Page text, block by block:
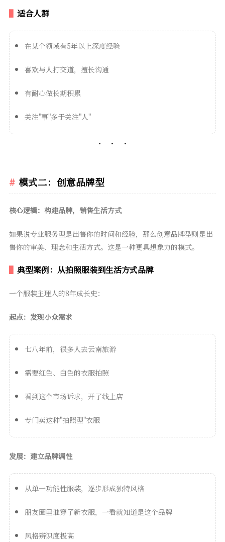
适合人群
在某个领域有5年以上深度经验
喜欢与人打交道，擅长沟通
有耐心做长期积累
关注"事"多于关注"人"
模式二：创意品牌型
核心逻辑：构建品牌，销售生活方式
如果说专业服务型是出售你的时间和经验，那么创意品牌型则是出
售你的审美、理念和生活方式。这是一种更具想象力的模式。
典型案例：从拍照服装到生活方式品牌
一个服装主理人的8年成长史：
起点：发现小众需求
七八年前，很多人去云南旅游
需要红色、白色的衣服拍照
看到这个市场诉求，开了线上店
专门卖这种"拍照型"衣服
发展：建立品牌调性
从单一功能性服装，逐步形成独特风格
朋友圈里谁穿了新衣服，一看就知道是这个品牌
风格辨识度极高